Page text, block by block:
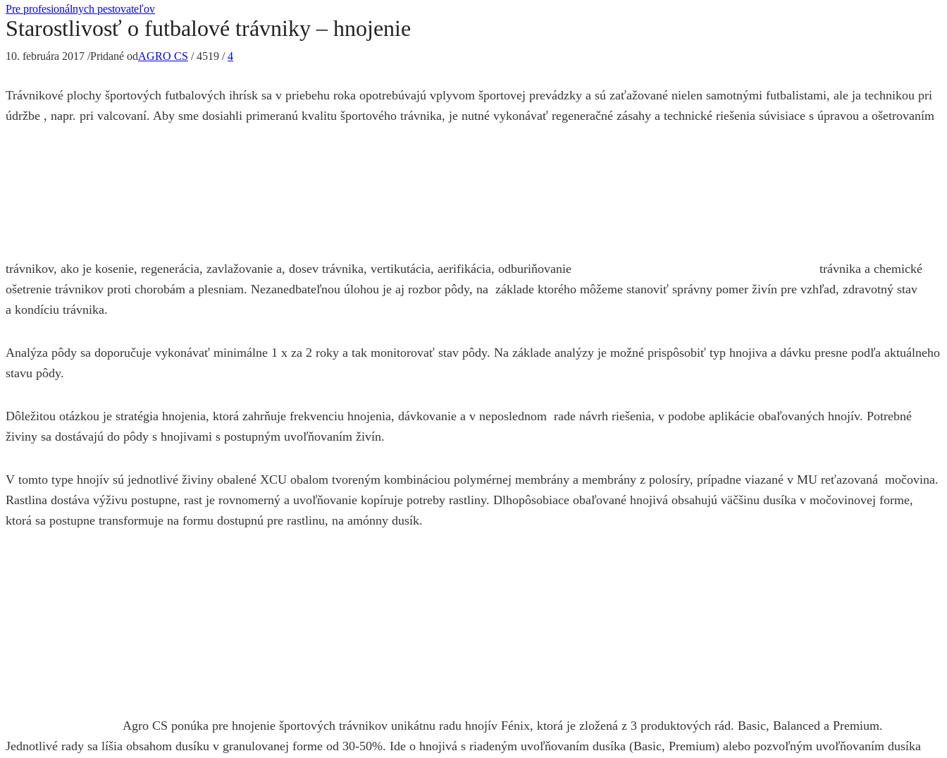
Pre profesionálnych pestovateľov
Starostlivosť o futbalové trávniky – hnojenie
10. februára 2017 /Pridané odAGRO CS / 4519 / 4
Trávnikové plochy športových futbalových ihrísk sa v priebehu roka opotrebúvajú vplyvom športovej prevádzky a sú zaťažované nielen samotnými futbalistami, ale ja technikou pri
údržbe , napr. pri valcovaní. Aby sme dosiahli primeranú kvalitu športového trávnika, je nutné vykonávať regeneračné zásahy a technické riešenia súvisiace s úpravou a ošetrovaním
trávnikov, ako je kosenie, regenerácia, zavlažovanie a, dosev trávnika, vertikutácia, aerifikácia, odburiňovanie
trávnika a chemické
ošetrenie trávnikov proti chorobám a plesniam. Nezanedbateľnou úlohou je aj rozbor pôdy, na základe ktorého môžeme stanoviť správny pomer živín pre vzhľad, zdravotný stav
a kondíciu trávnika.
Analýza pôdy sa doporučuje vykonávať minimálne 1 x za 2 roky a tak monitorovať stav pôdy. Na základe analýzy je možné prispôsobiť typ hnojiva a dávku presne podľa aktuálneho
stavu pôdy.
Dôležitou otázkou je stratégia hnojenia, ktorá zahrňuje frekvenciu hnojenia, dávkovanie a v neposlednom rade návrh riešenia, v podobe aplikácie obaľovaných hnojív. Potrebné
živiny sa dostávajú do pôdy s hnojivami s postupným uvoľňovaním živín.
V tomto type hnojív sú jednotlivé živiny obalené XCU obalom tvoreným kombináciou polymérnej membrány a membrány z polosíry, prípadne viazané v MU reťazovaná močovina.
Rastlina dostáva výživu postupne, rast je rovnomerný a uvoľňovanie kopíruje potreby rastliny. Dlhopôsobiace obaľované hnojivá obsahujú väčšinu dusíka v močovinovej forme,
ktorá sa postupne transformuje na formu dostupnú pre rastlinu, na amónny dusík.
Agro CS ponúka pre hnojenie športových trávnikov unikátnu radu hnojív Fénix, ktorá je zložená z 3 produktových rád. Basic, Balanced a Premium.
Jednotlivé rady sa líšia obsahom dusíku v granulovanej forme od 30-50%. Ide o hnojivá s riadeným uvoľňovaním dusíka (Basic, Premium) alebo pozvoľným uvoľňovaním dusíka